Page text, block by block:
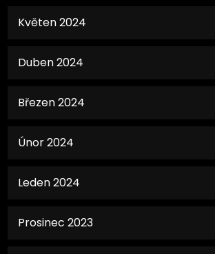
Květen 2024
Duben 2024
Březen 2024
Únor 2024
Leden 2024
Prosinec 2023